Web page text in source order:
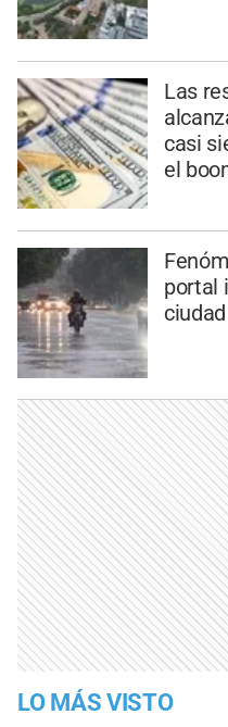
Las
casi
el
portal
LO MÁS VISTO